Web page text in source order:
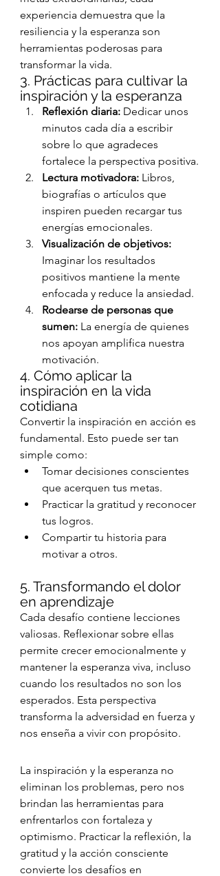
experiencia demuestra que la
resiliencia y la esperanza son
herramientas poderosas para
transformar la vida.
3. Prácticas para cultivar la
inspiración y la esperanza
Reflexión diaria: Dedicar unos
minutos cada día a escribir
sobre lo que agradeces
fortalece la perspectiva positiva.
Lectura motivadora: Libros,
biografías o artículos que
inspiren pueden recargar tus
energías emocionales.
Visualización de objetivos:
Imaginar los resultados
positivos mantiene la mente
enfocada y reduce la ansiedad.
Rodearse de personas que
sumen: La energía de quienes
nos apoyan amplifica nuestra
motivación.
4. Cómo aplicar la
inspiración en la vida
cotidiana
Convertir la inspiración en acción es
fundamental. Esto puede ser tan
simple como:
Tomar decisiones conscientes
que acerquen tus metas.
Practicar la gratitud y reconocer
tus logros.
Compartir tu historia para
motivar a otros.
5. Transformando el dolor
en aprendizaje
Cada desafío contiene lecciones
valiosas. Reflexionar sobre ellas
permite crecer emocionalmente y
mantener la esperanza viva, incluso
cuando los resultados no son los
esperados. Esta perspectiva
transforma la adversidad en fuerza y
nos enseña a vivir con propósito.
La inspiración y la esperanza no
eliminan los problemas, pero nos
brindan las herramientas para
enfrentarlos con fortaleza y
optimismo. Practicar la reflexión, la
gratitud y la acción consciente
convierte los desafíos en